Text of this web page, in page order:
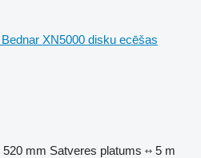
Bednar XN5000 disku ecēšas
520 mm Satveres platums
5 m